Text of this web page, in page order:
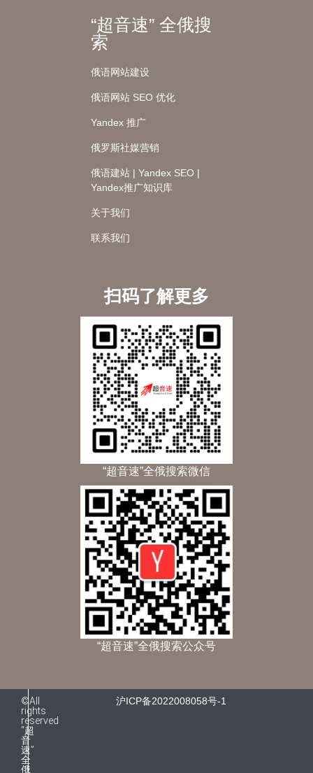
“超音速” 全俄搜
索
俄语网站建设
俄语网站 SEO 优化
Yandex 推广
俄罗斯社媒营销
俄语建站 | Yandex SEO |
Yandex推广知识库
关于我们
联系我们
扫码了解更多
“超音速”全俄搜索微信
“超音速”全俄搜索公众号
©All
rights
reserved
“超
音
速”
全
俄
沪ICP备2022008058号-1